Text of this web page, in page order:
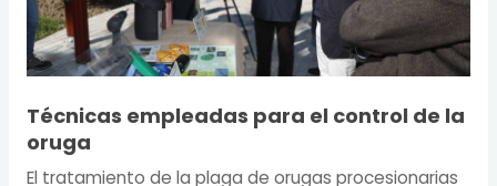
Técnicas empleadas para el control de la
oruga
El tratamiento de la plaga de orugas procesionarias